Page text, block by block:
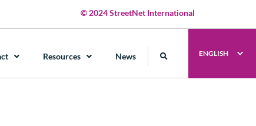
© 2024 StreetNet International
Resources News ENGLISH